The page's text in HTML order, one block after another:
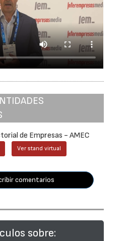
de Empresas - AMEC
Ver stand virtual
comentarios
sobre: